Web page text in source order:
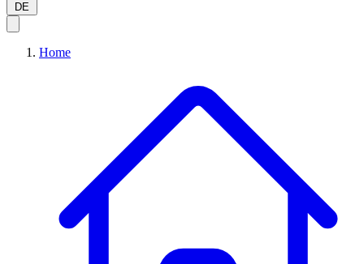
DE
Home